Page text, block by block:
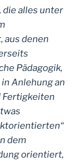
die alles unter
aus denen
Pädagogik,
Anlehung an
Fertigkeiten
dem
orientiert,